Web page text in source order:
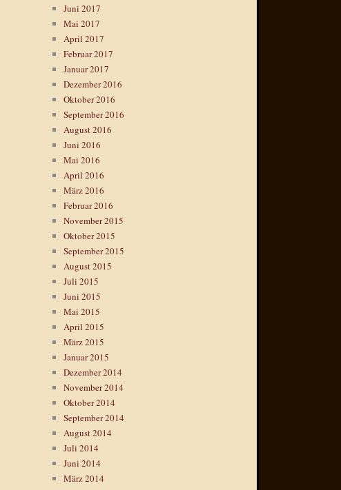
Juni 2017
Mai 2017
April 2017
Februar 2017
Januar 2017
Dezember 2016
Oktober 2016
September 2016
August 2016
Juni 2016
Mai 2016
April 2016
März 2016
Februar 2016
November 2015
Oktober 2015
September 2015
August 2015
Juli 2015
Juni 2015
Mai 2015
April 2015
März 2015
Januar 2015
Dezember 2014
November 2014
Oktober 2014
September 2014
August 2014
Juli 2014
Juni 2014
März 2014